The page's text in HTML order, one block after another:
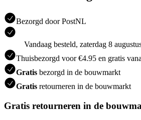
Bezorgd door PostNL
Vandaag besteld, zaterdag 8
Thuisbezorgd voor €4.95 en gratis
Gratis bezorgd in de bouwmarkt
Gratis retourneren in de bouwmarkt
Gratis retourneren in de